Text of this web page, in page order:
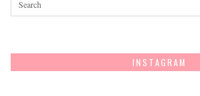
INSTAGRAM